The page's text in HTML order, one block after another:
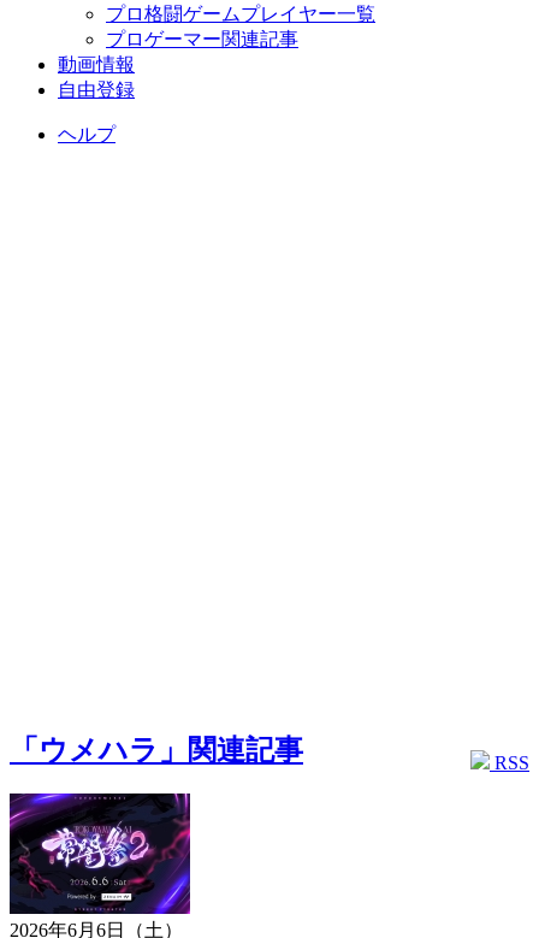
プロ格闘ゲームプレイヤー一覧
プロゲーマー関連記事
動画情報
自由登録
ヘルプ
RSS
「ウメハラ」関連記事
2026年6月6日（土）